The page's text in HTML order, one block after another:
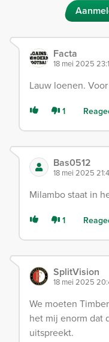
Facta
18 mei 2025
Lauw loenen.
1
Bas0512
18 mei 2025
Milambo staat in
1
SplitVision
18 mei 2025
We moeten
het mij enorm dat
uitspreekt.